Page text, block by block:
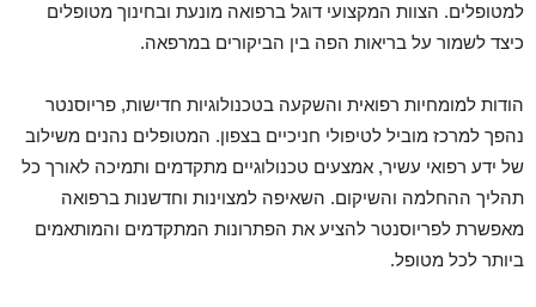
למטופלים. הצוות המקצועי דוגל ברפואה מונעת ובחינוך מטופלים
כיצד לשמור על בריאות הפה בין הביקורים במרפאה.
הודות למומחיות רפואית והשקעה בטכנולוגיות חדישות, פריוסנטר
נהפך למרכז מוביל לטיפולי חניכיים בצפון. המטופלים נהנים משילוב
של ידע רפואי עשיר, אמצעים טכנולוגיים מתקדמים ותמיכה לאורך כל
תהליך ההחלמה והשיקום. השאיפה למצוינות וחדשנות ברפואה
מאפשרת לפריוסנטר להציע את הפתרונות המתקדמים והמותאמים
ביותר לכל מטופל.